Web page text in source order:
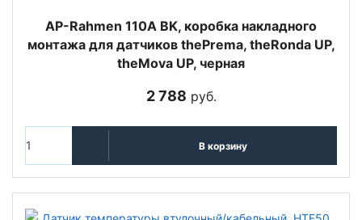
AP-Rahmen 110A BK, коробка накладного
монтажа для датчиков thePrema, theRonda UP,
theMova UP, черная
2 788 руб.
В корзину